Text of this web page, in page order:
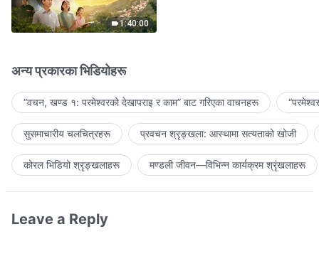
1:40:00
अन्य प्रकारका भिडियोहरू
“वचन, खण्ड १: परमेश्‍वरको देखापराइ र काम” बाट गरिएका वाचनहरू
सुसमाचारीय चलचित्रहरू प्रवचन श्रृङ्खला: आस्थामा सत्यताको खोजी
कोरल भिडियो श्रृङ्खलाहरू मण्डली जीवन—विभिन्‍न कार्यक्रम श्रृंखलाहरू
Leave a Reply